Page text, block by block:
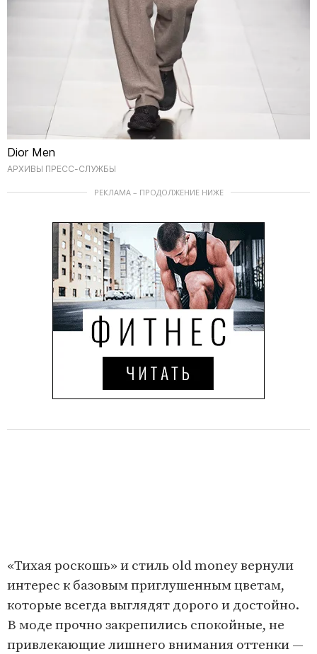
Dior Men
АРХИВЫ ПРЕСС-СЛУЖБЫ
РЕКЛАМА – ПРОДОЛЖЕНИЕ НИЖЕ
«Тихая роскошь» и стиль old money вернули
интерес к базовым приглушенным цветам,
которые всегда выглядят дорого и достойно.
В моде прочно закрепились спокойные, не
привлекающие лишнего внимания оттенки —